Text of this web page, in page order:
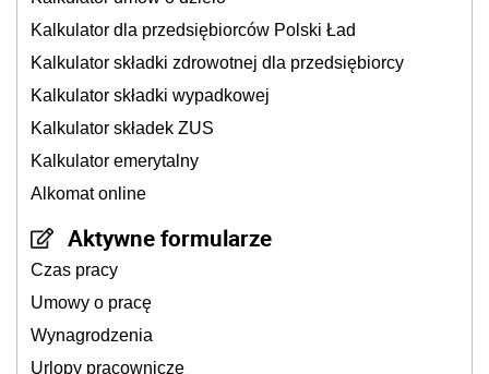
Kalkulator dla przedsiębiorców Polski Ład
Kalkulator składki zdrowotnej dla przedsiębiorcy
Kalkulator składki wypadkowej
Kalkulator składek ZUS
Kalkulator emerytalny
Alkomat online
Aktywne formularze
Czas pracy
Umowy o pracę
Wynagrodzenia
Urlopy pracownicze